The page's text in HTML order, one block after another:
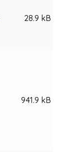
28.9 kB
941.9 kB